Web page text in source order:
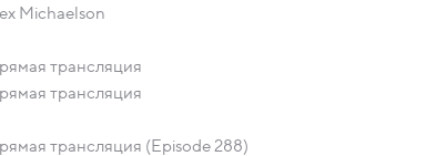
Michaelson
трансляция
трансляция
трансляция (Episode 288)